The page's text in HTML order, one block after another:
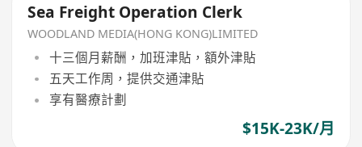
Sea Freight Operation Clerk
WOODLAND MEDIA(HONG KONG)LIMITED
十三個月薪酬，加班津貼，額外津貼
五天工作周，提供交通津貼
享有醫療計劃
$15K-23K/月